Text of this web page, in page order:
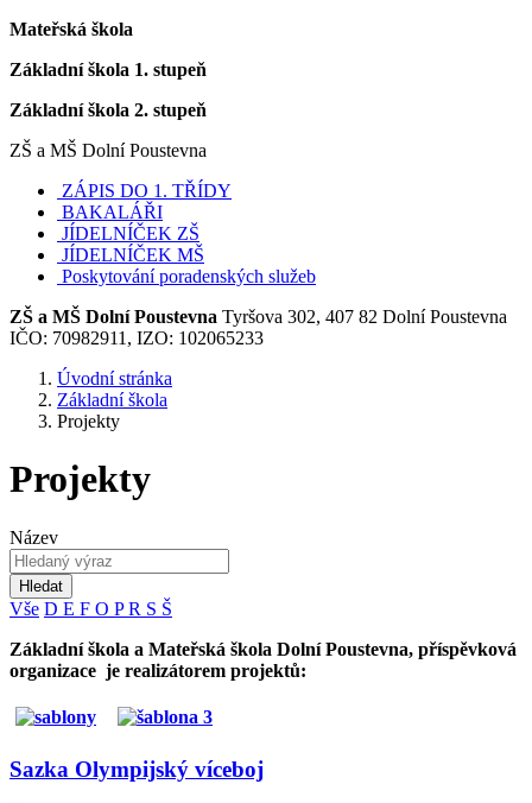
Mateřská škola
Základní škola 1. stupeň
Základní škola 2. stupeň
ZŠ a MŠ Dolní Poustevna
ZÁPIS DO 1. TŘÍDY
BAKALÁŘI
JÍDELNÍČEK ZŠ
JÍDELNÍČEK MŠ
Poskytování poradenských služeb
ZŠ a MŠ Dolní Poustevna Tyršova 302, 407 82 Dolní Poustevna
IČO: 70982911, IZO: 102065233
Úvodní stránka
Základní škola
Projekty
Projekty
Název
Hledat
Vše D E F O PR S Š
Základní škola a Mateřská škola Dolní Poustevna, příspěvková
organizace je realizátorem projektů:
Sazka Olympijský víceboj